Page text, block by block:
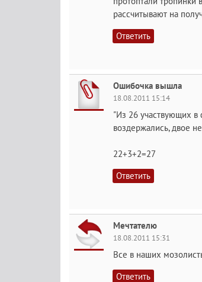
рассчитывают на
Ответить
Ошибочка вышла
18.08.2011 15:14
"Из 26 участвующих в
воздержались, двое
22+3+2=27
Ответить
Мечтателю
18.08.2011 15:31
Все в наших
Ответить